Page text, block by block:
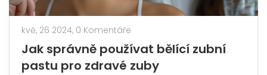
kvě, 26 2024, 0 Komentáře
Jak správně používat bělící zubní
pastu pro zdravé zuby